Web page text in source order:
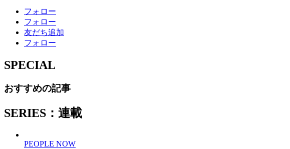
フォロー
フォロー
友だち追加
フォロー
SPECIAL
おすすめの記事
SERIES：連載
PEOPLE NOW